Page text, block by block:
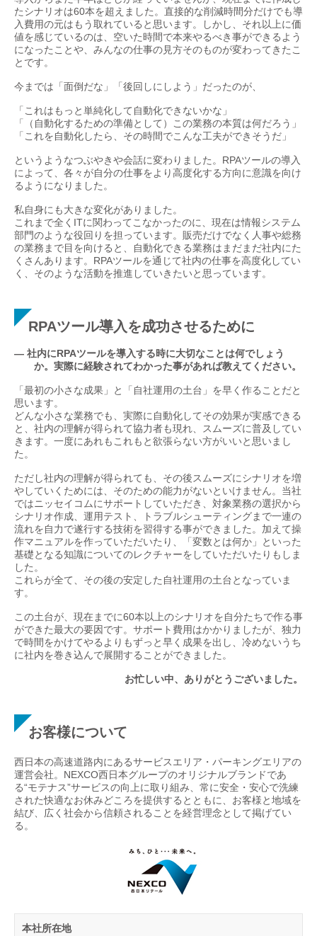
たシナリオは60本を超えました。直接的な削減時間分だけでも導
入費用の元はもう取れていると思います。しかし、それ以上に価
値を感じているのは、空いた時間で本来やるべき事ができるよう
になったことや、みんなの仕事の見方そのものが変わってきたこ
とです。
今までは「面倒だな」「後回しにしよう」だったのが、
「これはもっと単純化して自動化できないかな」
「（自動化するための準備として）この業務の本質は何だろう」
「これを自動化したら、その時間でこんな工夫ができそうだ」
というようなつぶやきや会話に変わりました。RPAツールの導入
によって、各々が自分の仕事をより高度化する方向に意識を向け
るようになりました。
私自身にも大きな変化がありました。
これまで全くITに関わってこなかったのに、現在は情報システム
部門のような役回りを担っています。販売だけでなく人事や総務
の業務まで目を向けると、自動化できる業務はまだまだ社内にた
くさんあります。RPAツールを通じて社内の仕事を高度化してい
く、そのような活動を推進していきたいと思っています。
RPAツール導入を成功させるために
— 社内にRPAツールを導入する時に大切なことは何でしょう
か。実際に経験されてわかった事があれば教えてください。
「最初の小さな成果」と「自社運用の土台」を早く作ることだと
思います。
どんな小さな業務でも、実際に自動化してその効果が実感できる
と、社内の理解が得られて協力者も現れ、スムーズに普及してい
きます。一度にあれもこれもと欲張らない方がいいと思いまし
た。
ただし社内の理解が得られても、その後スムーズにシナリオを増
やしていくためには、そのための能力がないといけません。当社
ではニッセイコムにサポートしていただき、対象業務の選択から
シナリオ作成、運用テスト、トラブルシューティングまで一連の
流れを自力で遂行する技術を習得する事ができました。加えて操
作マニュアルを作っていただいたり、「変数とは何か」といった
基礎となる知識についてのレクチャーをしていただいたりもしま
した。
これらが全て、その後の安定した自社運用の土台となっていま
す。
この土台が、現在までに60本以上のシナリオを自分たちで作る事
ができた最大の要因です。サポート費用はかかりましたが、独力
で時間をかけてやるよりもずっと早く成果を出し、冷めないうち
に社内を巻き込んで展開することができました。
お忙しい中、ありがとうございました。
お客様について
西日本の高速道路内にあるサービスエリア・パーキングエリアの
運営会社。NEXCO西日本グループのオリジナルブランドであ
る“モテナス”サービスの向上に取り組み、常に安全・安心で洗練
された快適なお休みどころを提供するとともに、お客様と地域を
結び、広く社会から信頼されることを経営理念として掲げてい
る。
本社所在地